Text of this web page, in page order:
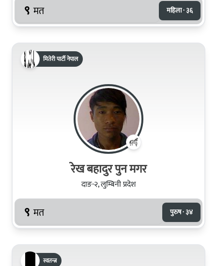
९ मत महिला · ३६
मितेरी पार्टी नेपाल
रेख बहादुर पुन मगर
दाङ-२, लुम्बिनी प्रदेश
९ मत पुरुष · ३४
स्वतन्त्र